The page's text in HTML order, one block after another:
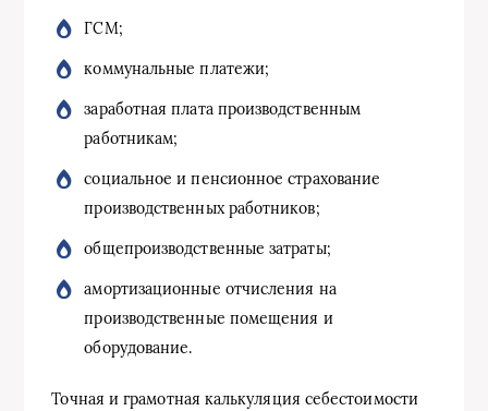
ГСМ;
коммунальные платежи;
заработная плата производственным
работникам;
социальное и пенсионное страхование
производственных работников;
общепроизводственные затраты;
амортизационные отчисления на
производственные помещения и
оборудование.
Точная и грамотная калькуляция себестоимости